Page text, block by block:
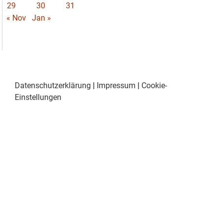
29
30
31
« Nov
Jan »
Datenschutzerklärung | Impressum | Cookie-
Einstellungen